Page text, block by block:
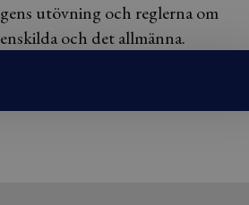
utövning och reglerna om
och det allmänna.